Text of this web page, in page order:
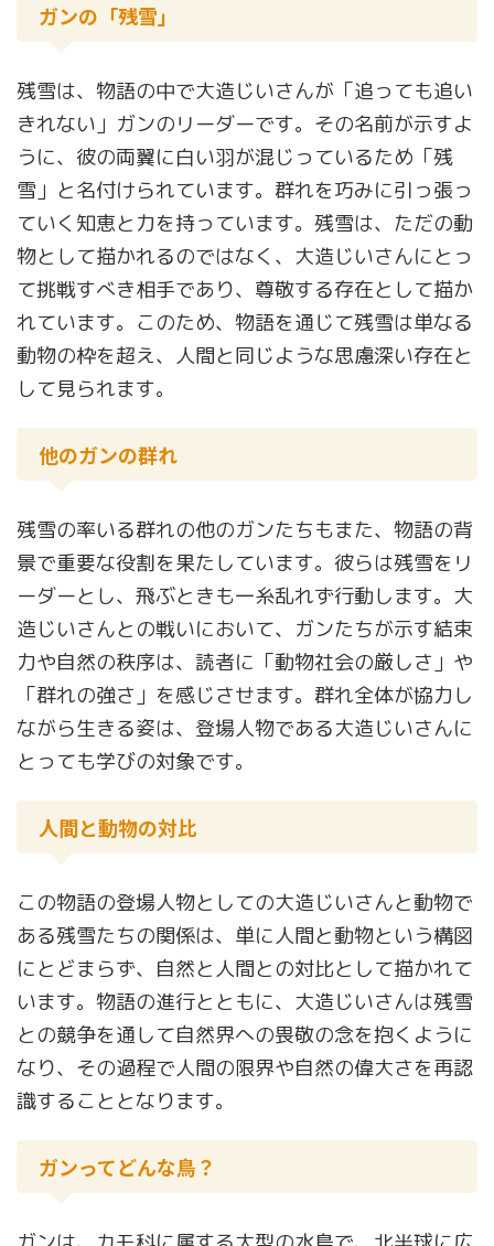
ガンの「残雪」
残雪は、物語の中で大造じいさんが「追っても追い
きれない」ガンのリーダーです。その名前が示すよ
うに、彼の両翼に白い羽が混じっているため「残
雪」と名付けられています。群れを巧みに引っ張っ
ていく知恵と力を持っています。残雪は、ただの動
物として描かれるのではなく、大造じいさんにとっ
て挑戦すべき相手であり、尊敬する存在として描か
れています。このため、物語を通じて残雪は単なる
動物の枠を超え、人間と同じような思慮深い存在と
して見られます。
他のガンの群れ
残雪の率いる群れの他のガンたちもまた、物語の背
景で重要な役割を果たしています。彼らは残雪をリ
ーダーとし、飛ぶときも一糸乱れず行動します。大
造じいさんとの戦いにおいて、ガンたちが示す結束
力や自然の秩序は、読者に「動物社会の厳しさ」や
「群れの強さ」を感じさせます。群れ全体が協力し
ながら生きる姿は、登場人物である大造じいさんに
とっても学びの対象です。
人間と動物の対比
この物語の登場人物としての大造じいさんと動物で
ある残雪たちの関係は、単に人間と動物という構図
にとどまらず、自然と人間との対比として描かれて
います。物語の進行とともに、大造じいさんは残雪
との競争を通して自然界への畏敬の念を抱くように
なり、その過程で人間の限界や自然の偉大さを再認
識することとなります。
ガンってどんな鳥？